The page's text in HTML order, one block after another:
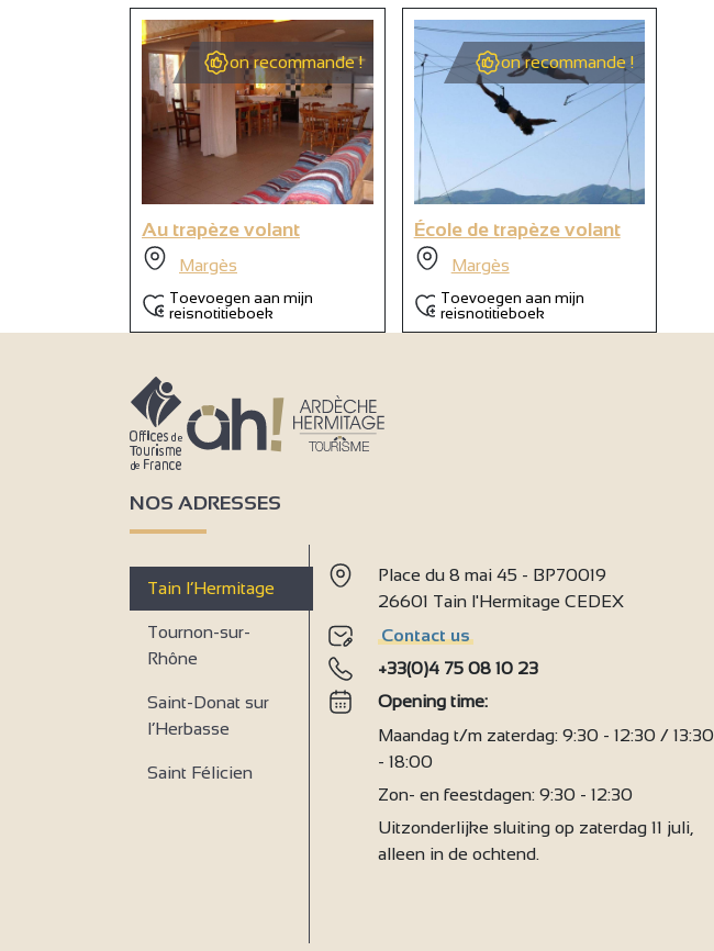
on recommande !
Au trapèze volant
Margès
Toevoegen aan mijn
reisnotitieboek
on recommande !
École de trapèze volant
Margès
Toevoegen aan mijn
reisnotitieboek
NOS ADRESSES
Tain l’Hermitage
Tournon-sur-
Rhône
Saint-Donat sur
l’Herbasse
Saint Félicien
Place du 8 mai 45 - BP70019
26601 Tain l'Hermitage CEDEX
Contact us
+33(0)4 75 08 10 23
Opening time:
Maandag t/m zaterdag: 9:30 - 12:30 / 13:30
- 18:00
Zon- en feestdagen: 9:30 - 12:30
Uitzonderlijke sluiting op zaterdag 11 juli,
alleen in de ochtend.